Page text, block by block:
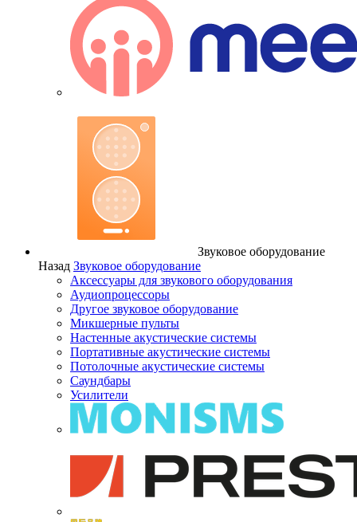
Звуковое оборудование
Назад Звуковое оборудование
Аксессуары для звукового оборудования
Аудиопроцессоры
Другое звуковое оборудование
Микшерные пульты
Настенные акустические системы
Портативные акустические системы
Потолочные акустические системы
Саундбары
Усилители